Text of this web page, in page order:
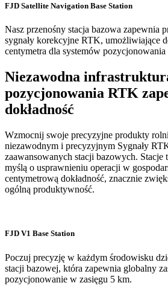
FJD Satellite Navigation Base Station
Nasz przenośny stacja bazowa zapewnia
sygnały korekcyjne RTK, umożliwiające
centymetra dla systemów
Niezawodna
pozycjonowania RTK
dokładność
Wzmocnij swoje precyzyjne produkty
niezawodnym i precyzyjnym Sygnały
zaawansowanych stacji bazowych. Stacje
myślą o usprawnieniu operacji w
centymetrową dokładność, znacznie
ogólną produktywność.
FJD V1 Base Station
Poczuj precyzję w każdym środowisku
stacji bazowej, która zapewnia globalny
pozycjonowanie w zasięgu 5 km.